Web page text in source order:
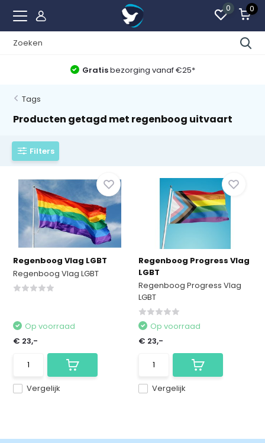
0 0
Gratisbezorging vanaf €25*
Tags
Producten getagd met regenboog uitvaart
Filters
Regenboog Vlag LGBT
Regenboog Vlag LGBT
Vergelijk
Op voorraad
€ 23,-
Regenboog Progress Vlag
LGBT
Regenboog Progress Vlag
LGBT
Vergelijk
Op voorraad
€ 23,-